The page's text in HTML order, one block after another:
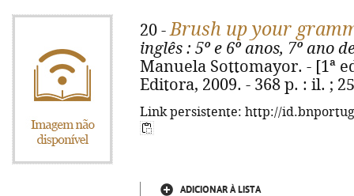
20 -Brush up your
inglês : 5º e 6º anos, 7º ano
Manuela Sottomayor. - [1ª
Editora, 2009. - 368 p. : il. ;
Link persistente: http://
ADICIONAR À LISTA